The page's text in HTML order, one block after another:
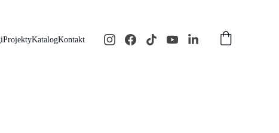
ProjektyKatalogKontakt